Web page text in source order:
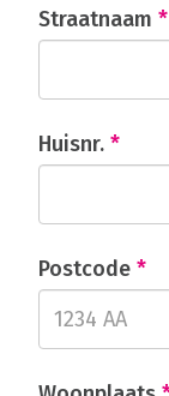
Straatnaam *
Huisnr. *
Postcode *